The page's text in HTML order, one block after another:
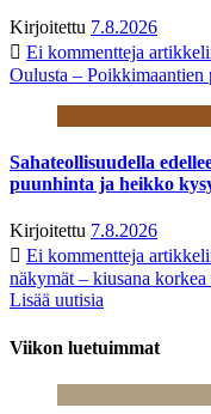
Kirjoitettu 7.8.2026
Ei kommentteja
Oulusta – Poikkimaantien
Sahateollisuudella
puunhinta ja heikko
Kirjoitettu 7.8.2026
Ei kommentteja
näkymät – kiusana
Lisää uutisia
Viikon luetuimmat